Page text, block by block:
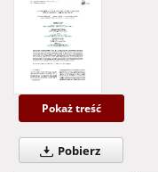
Pokaż treść
Pobierz